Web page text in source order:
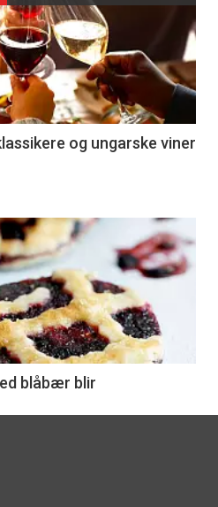
og ungarske viner
blåbær blir